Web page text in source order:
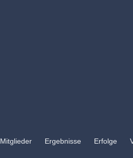
Mitglieder Ergebnisse Erfolge